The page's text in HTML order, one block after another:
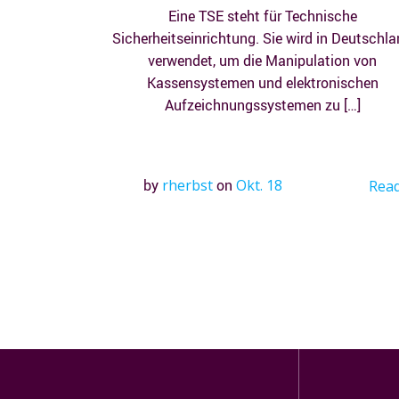
Eine TSE steht für Technische
Sicherheitseinrichtung. Sie wird in
verwendet, um die Manipulation von
Kassensystemen und elektronischen
Aufzeichnungssystemen zu […]
by rherbston Okt. 18